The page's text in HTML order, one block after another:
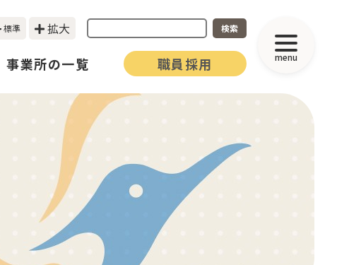
標準 拡大 検索
事業所の一覧 職員採用 menu